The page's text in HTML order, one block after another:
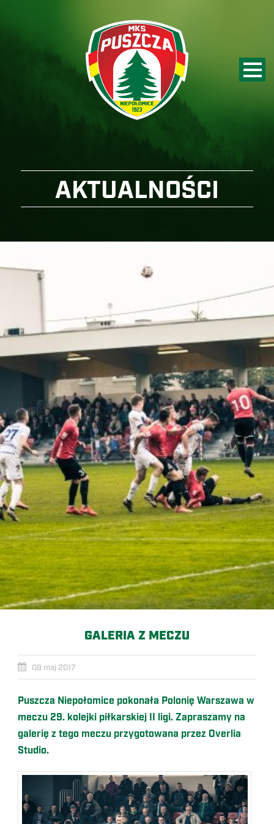
AKTUALNOŚCI
GALERIA Z MECZU
08 maj 2017
Puszcza Niepołomice pokonała Polonię Warszawa w
meczu 29. kolejki piłkarskiej II ligi. Zapraszamy na
galerię z tego meczu przygotowana przez Overlia
Studio.